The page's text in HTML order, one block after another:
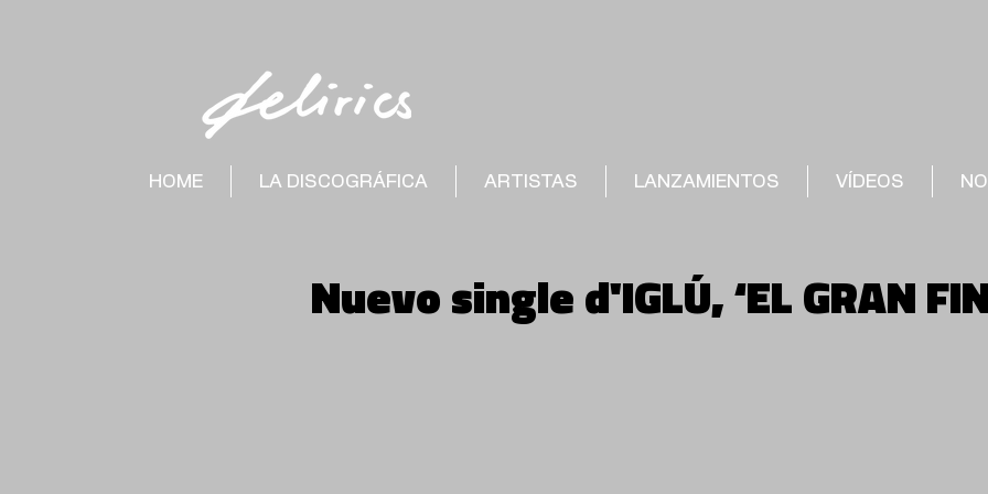
HOME LA DISCOGRÁFICA ARTISTAS LANZAMIENTOS VÍDEOS
Nuevo single d'IGLÚ, ‘EL GRAN